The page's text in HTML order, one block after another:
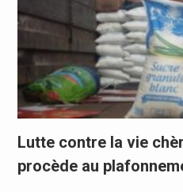
Lutte contre la vie
procède au